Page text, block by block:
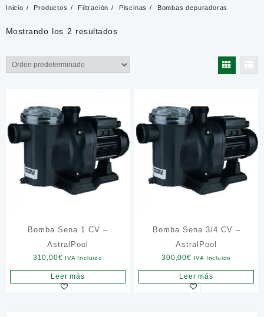
Inicio Productos Filtración Piscinas Bombas depuradoras
Mostrando los 2 resultados
Bomba Sena 1 CV –
AstralPool
310,00€ IVA Incluido
Leer más
Bomba Sena 3/4 CV –
AstralPool
300,00€ IVA Incluido
Leer más